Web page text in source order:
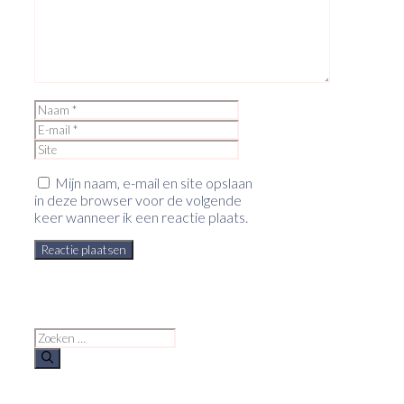
Naam
mail
Mijn naam, e-mail en site opslaan
in deze browser voor de volgende
keer wanneer ik een reactie plaats.
Zoek
naar: